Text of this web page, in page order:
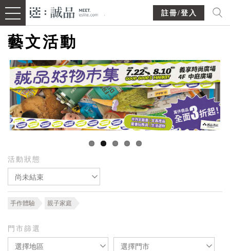
註冊/登入
藝文活動
活動狀態
尚未結束
手作體驗 親子家庭
門市篩選
選擇地區 選擇門市